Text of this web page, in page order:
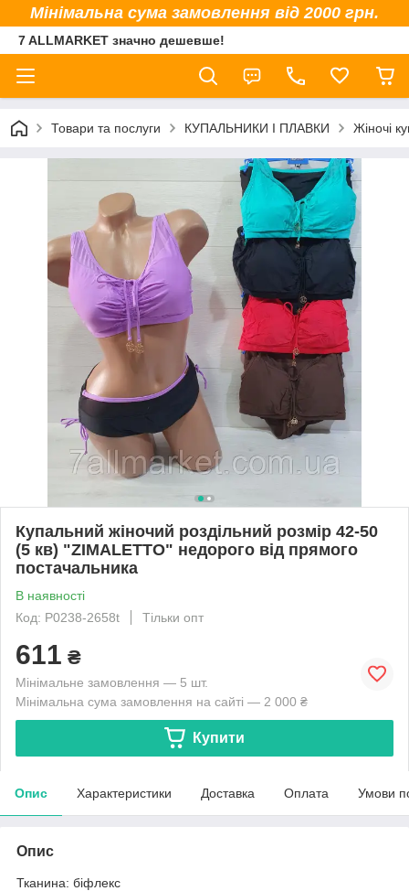
Мінімальна сума замовлення від 2000 грн.
7 ALLMARKET значно дешевше!
Товари та послуги КУПАЛЬНИКИ І ПЛАВКИ Жіночі
Купальний жіночий роздільний розмір 42-50
(5 кв) "ZIMALETTO" недорого від прямого
постачальника
В наявності
Код: P0238-2658t
Тільки опт
611 ₴
Мінімальне замовлення — 5 шт.
Мінімальна сума замовлення на сайті — 2 000 ₴
Купити
Опис Характеристики Доставка Оплата Умови
Опис
Тканина: біфлекс